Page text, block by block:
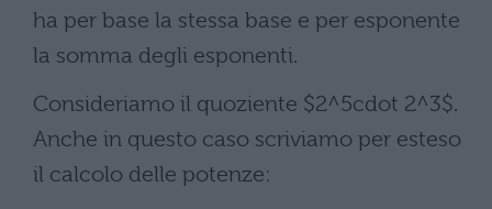
ha per base la stessa base e per esponente
la somma degli esponenti.
Consideriamo il quoziente $2^5cdot 2^3$.
Anche in questo caso scriviamo per esteso
il calcolo delle potenze: